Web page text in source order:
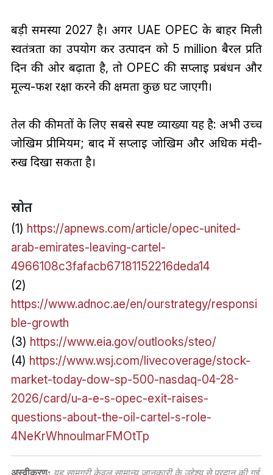
बड़ी समस्या 2027 है। अगर UAE OPEC के बाहर मिली
स्वतंत्रता का उपयोग कर उत्पादन को 5 million बैरल प्रति
दिन की ओर बढ़ाता है, तो OPEC की सप्लाई प्रबंधन और
मूल्य-फर्श रक्षा करने की क्षमता कुछ घट जाएगी।
तेल की कीमतों के लिए सबसे स्पष्ट व्याख्या यह है: अभी उच्च
जोखिम प्रीमियम; बाद में सप्लाई जोखिम और अधिक मंदी-
रुख दिखा सकता है।
स्रोत
(1) https://apnews.com/article/opec-united-
arab-emirates-leaving-cartel-
4966108c3fafacb67181152216deda14
(2)
https://www.adnoc.ae/en/ourstrategy/responsi
ble-growth
(3) https://www.eia.gov/outlooks/steo/
(4) https://www.wsj.com/livecoverage/stock-
market-today-dow-sp-500-nasdaq-04-28-
2026/card/u-a-e-s-opec-exit-raises-
questions-about-the-oil-cartel-s-role-
4NeKrWhnoulmarFMOtTp
अस्वीकरण: यह सामग्री केवल सामान्य जानकारी के उद्देश्य से प्रदान की गई